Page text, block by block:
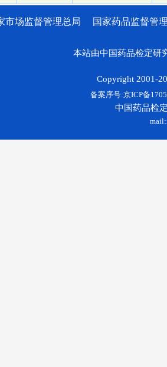
市场监督管理总局 国家药品监督管
本站由中国药品检定研
Copyright 2001-
备案序号:京ICP备
中国药品检